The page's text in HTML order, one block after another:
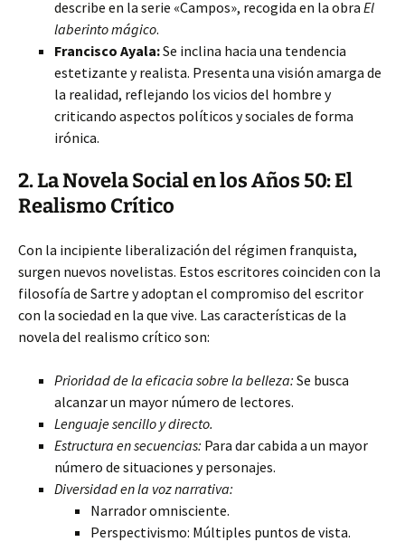
describe en la serie «Campos», recogida en la obra El
laberinto mágico.
Francisco Ayala:Se inclina hacia una tendencia
estetizante y realista. Presenta una visión amarga de
la realidad, reflejando los vicios del hombre y
criticando aspectos políticos y sociales de forma
irónica.
2. La Novela Social en los Años 50: El
Realismo Crítico
Con la incipiente liberalización del régimen franquista,
surgen nuevos novelistas. Estos escritores coinciden con la
filosofía de Sartre y adoptan el compromiso del escritor
con la sociedad en la que vive. Las características de la
novela del realismo crítico son:
Prioridad de la eficacia sobre la belleza: Se busca
alcanzar un mayor número de lectores.
Lenguaje sencillo y directo.
Estructura en secuencias: Para dar cabida a un mayor
número de situaciones y personajes.
Diversidad en la voz narrativa:
Narrador omnisciente.
Perspectivismo: Múltiples puntos de vista.